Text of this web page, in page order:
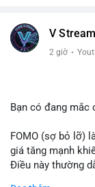
V Stream
2 giờ ·
Bạn có đang mắc
FOMO (sợ bỏ lỡ)
giá tăng mạnh
Điều này thường